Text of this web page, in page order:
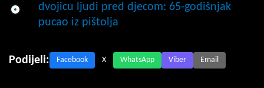
dvojicu ljudi pred djecom: 65-godišnjak
pucao iz pištolja
Podijeli: Facebook X WhatsApp Viber Email